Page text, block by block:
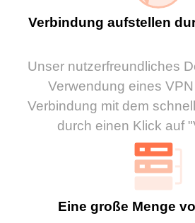
Verbindung aufstellen
Unser nutzerfreundliches
Verwendung eines
Verbindung mit dem
durch einen Klick auf
Eine große Menge